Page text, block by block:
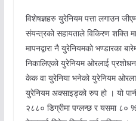
विशेषज्ञहरु युरेनियम पत्ता लगाउन
संयन्त्रको सहायताले विकिरण शक्ति
मापनद्वारा नै युरेनियमको भण्डारका
निकालिएको युरेनियम ओरलाई
केक वा युरेनिया भनेको युरेनियम
युरेनियम अक्साइड्को रुप हो । यो
२८८० डिग्रीमा पग्लन्छ र यसमा ८०